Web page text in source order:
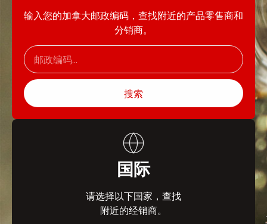
输入您的加拿大邮政编码，查找附近的产品零售商和
分销商。
搜索
国际
请选择以下国家，查找
附近的经销商。